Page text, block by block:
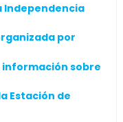
Independencia
por
información sobre
Estación de